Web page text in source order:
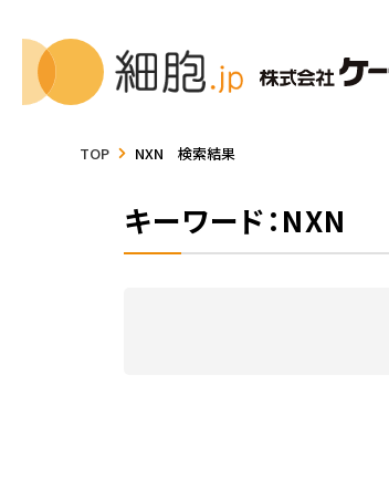
TOP NXN 検索結果
キーワード：NXN